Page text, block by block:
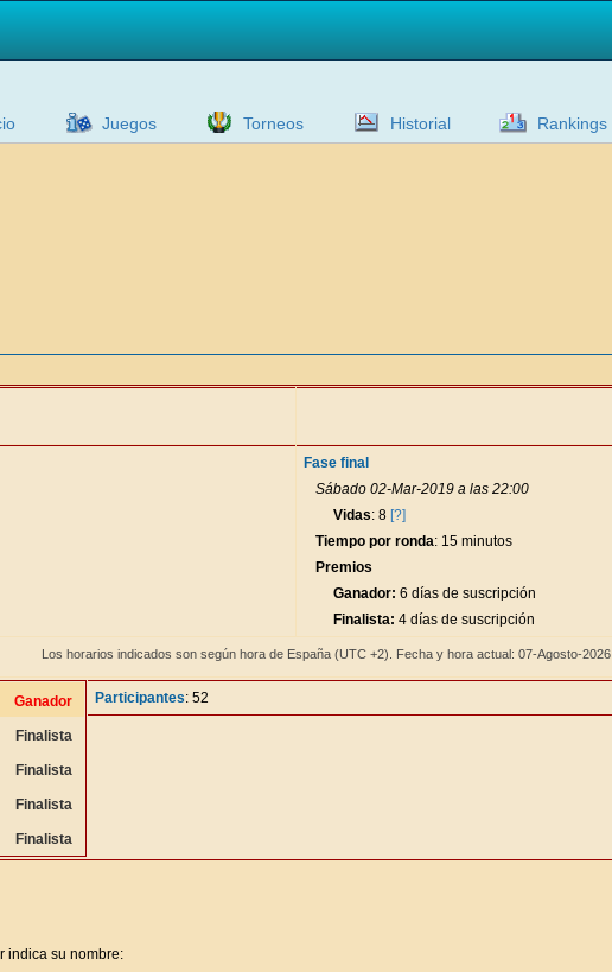
Juegos Torneos Historial Rankings
Fase final
Sábado 02-Mar-2019 a las 22:00
Vidas: 8 [?]
Tiempo por ronda: 15 minutos
Premios
Ganador: 6 días de suscripción
Finalista: 4 días de suscripción
Los horarios indicados son según hora de España (UTC +2). Fecha y hora actual: 07-Agosto-2026,
Ganador
Finalista
Finalista
Finalista
Finalista
Participantes: 52
indica su nombre: